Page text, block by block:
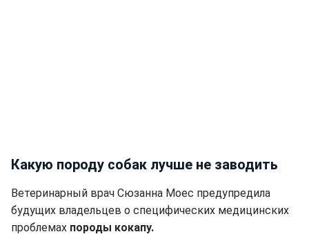
Какую породу собак лучше не заводить
Ветеринарный врач Сюзанна Моес предупредила
будущих владельцев о специфических медицинских
проблемах породы кокапу.